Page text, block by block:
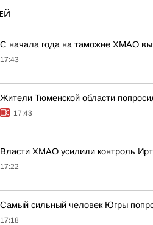
С начала года на таможне ХМАО
17:43
Жители Тюменской области
17:43
Власти ХМАО усилили контроль
17:22
Самый сильный человек Югры
17:18